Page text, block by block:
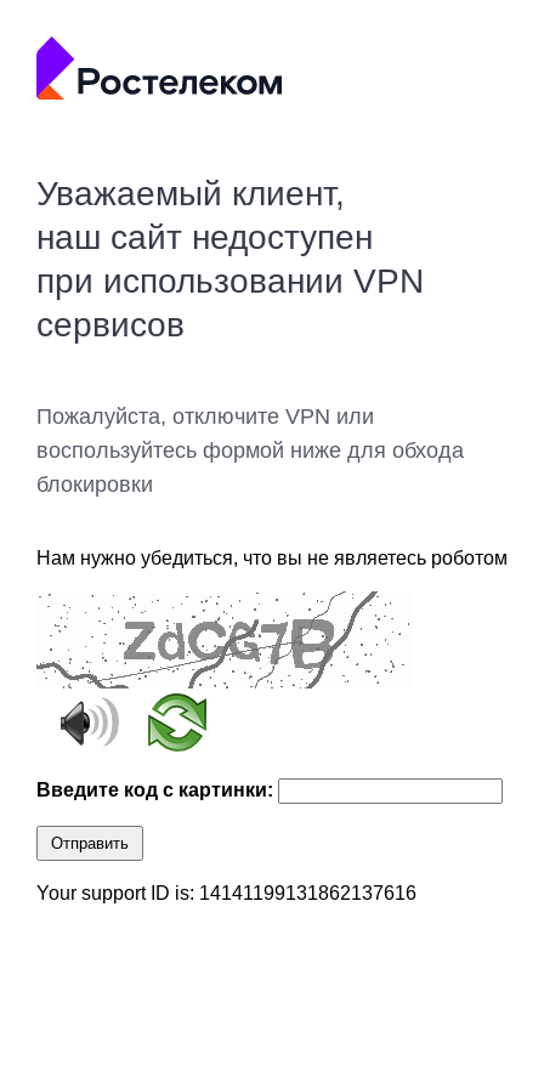
Уважаемый клиент,
наш сайт недоступен
при использовании VPN
сервисов
Пожалуйста, отключите VPN или
воспользуйтесь формой ниже для обхода
блокировки
Нам нужно убедиться, что вы не являетесь роботом
Введите код с картинки:
Отправить
Your support ID is: 14141199131862137616